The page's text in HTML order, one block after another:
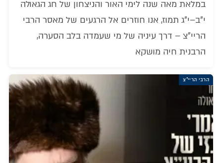
במלאת מאה שנה לימי האור והניצחון של חג הגאולה
י"ב–י"ג תמוז, אנו חוזרים אל הרגעים של מאסר הרבי
הריי"צ – דרך עיניה של מי שעמדה בלב הסערה,
הרבנית חיה מושקא
הרבי הריי"צ